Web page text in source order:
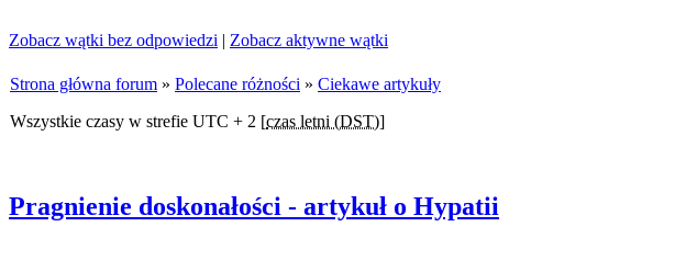
Zobacz wątki bez odpowiedzi | Zobacz aktywne wątki
Strona główna forum » Polecane różności » Ciekawe artykuły
Wszystkie czasy w strefie UTC + 2 [czas letni (DST)]
Pragnienie doskonałości - artykuł o Hypatii